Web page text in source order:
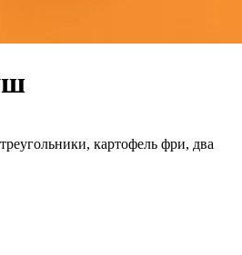
картофель фри, два